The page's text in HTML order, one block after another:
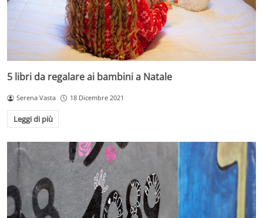
5 libri da regalare ai bambini a Natale
Serena Vasta 18 Dicembre 2021
Leggi di più